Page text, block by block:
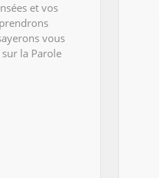
et vos
vous
la Parole